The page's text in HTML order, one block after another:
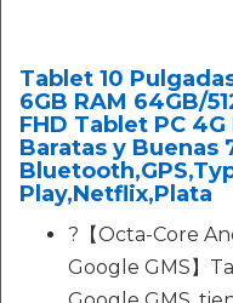
Tablet 10
6GB RAM 64GB/
FHD Tablet PC
Baratas y Buenas
Play,Netflix,Plata
?【Octa-Core
Google GMS】